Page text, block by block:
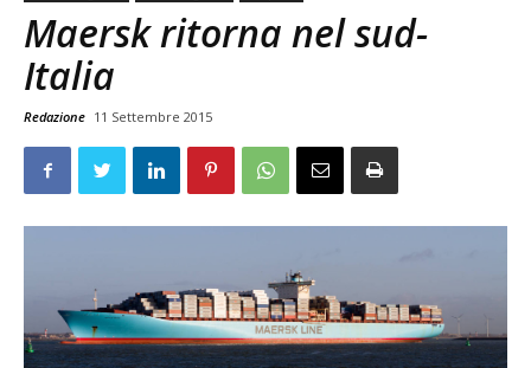
Maersk ritorna nel sud-
Italia
Redazione 11 Settembre 2015